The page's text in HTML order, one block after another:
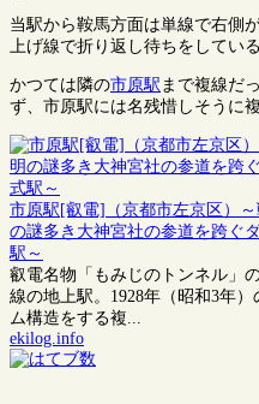
当駅から鞍馬方面は単線で右側
上げ線で折り返し待ちをしている
かつては隣の市原駅 まで複線だ
ず、市原駅には名残惜しそうに
市原駅[叡電]（京都市左京区）
の謎多き大神宮社の参道を跨ぐ
駅～
叡電名物「もみじのトンネル」
線の地上駅。1928年（昭和3年
ム構造をする複...
ekilog.info